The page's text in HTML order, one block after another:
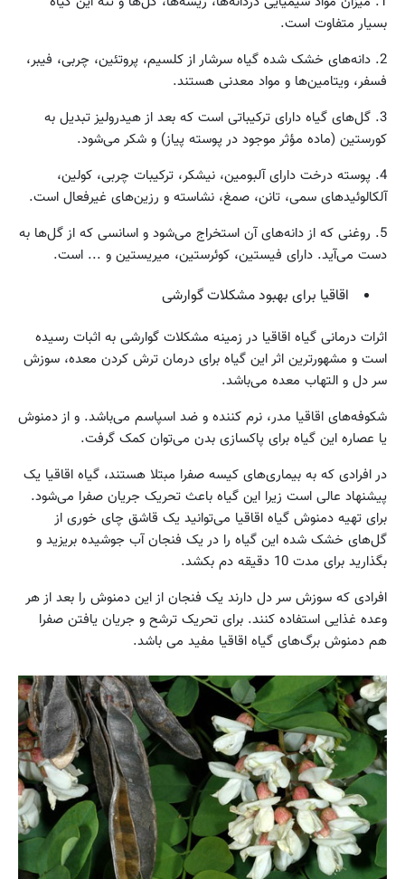
بسیار متفاوت است.
2. دانه‌های خشک شده گیاه سرشار از کلسیم، پروتئین، چربی، فیبر،
فسفر، ویتامین‌ها و مواد معدنی هستند.
3. گل‌های گیاه دارای ترکیباتی است که بعد از هیدرولیز تبدیل به
کورستین (ماده مؤثر موجود در پوسته پیاز) و شکر می‌شود.
4. پوسته درخت دارای آلبومین، نیشکر، ترکیبات چربی، کولین،
آلکالوئیدهای سمی، تانن، صمغ، نشاسته و رزین‌های غیرفعال است.
5. روغنی که از دانه‌های آن استخراج می‌شود و اسانسی که از گل‌ها به
دست می‌آید. دارای فیستین، کوئرستین، میریستین و ... است.
اقاقیا برای بهبود مشکلات گوارشی
اثرات درمانی گیاه اقاقیا در زمینه مشکلات گوارشی به اثبات رسیده
است و مشهورترین اثر این گیاه برای درمان ترش کردن معده، سوزش
سر دل و التهاب معده می‌باشد.
شکوفه‌های اقاقیا مدر، نرم کننده و ضد اسپاسم می‌باشد. و از دمنوش
یا عصاره این گیاه برای پاکسازی بدن می‌توان کمک گرفت.
در افرادی که به بیماری‌های کیسه صفرا مبتلا هستند، گیاه اقاقیا یک
پیشنهاد عالی است زیرا این گیاه باعث تحریک جریان صفرا می‌شود.
برای تهیه دمنوش گیاه اقاقیا می‌توانید یک قاشق چای خوری از
گل‌های خشک شده این گیاه را در یک فنجان آب جوشیده بریزید و
بگذارید برای مدت 10 دقیقه دم بکشد.
افرادی که سوزش سر دل دارند یک فنجان از این دمنوش را بعد از هر
وعده غذایی استفاده کنند. برای تحریک ترشح و جریان یافتن صفرا
هم دمنوش برگ‌های گیاه اقاقیا مفید می باشد.